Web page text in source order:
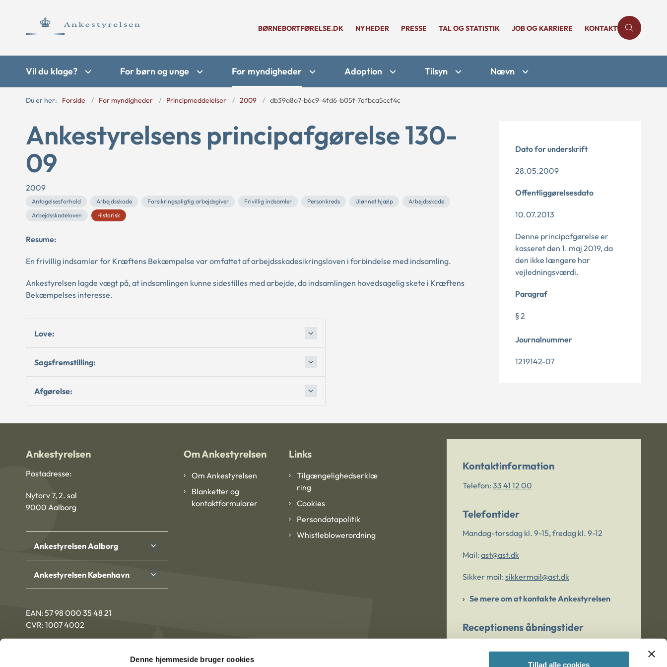
Denne hjemmeside bruger cookies
Tillad alle cookies
BØRNEBORTFØRELSE.DK NYHEDER PRESSE TAL OG STATISTIK JOB OG KARRIERE KONTAKT
Vil du klage? For børn og unge For myndigheder Adoption Tilsyn Nævn
Du er her: Forside For myndigheder Principmeddelelser 2009 db39a8a7-b6c9-4fd6-b05f-7efbca5ccf4c
Ankestyrelsens principafgørelse 130-
09
2009
Antagelsesforhold Arbejdsskade Forsikringspligtig arbejdsgiver Frivillig indsamler Personkreds Ulønnet hjælp
Arbejdsskade
Arbejdsskadeloven
Historisk
Resume:
En frivillig indsamler for Kræftens Bekæmpelse var omfattet af arbejdsskadesikringsloven i forbindelse med indsamling.
Ankestyrelsen lagde vægt på, at indsamlingen kunne sidestilles med arbejde, da indsamlingen hovedsagelig skete i Kræftens
Bekæmpelses interesse.
Love:
Sagsfremstilling:
Afgørelse:
Dato for underskrift
28.05.2009
Offentliggørelsesdato
10.07.2013
Denne principafgørelse er
kasseret den 1. maj 2019, da
den ikke længere har
vejledningsværdi.
Paragraf
§ 2
Journalnummer
1219142-07
Ankestyrelsen
Postadresse:
Nytorv 7, 2. sal
9000 Aalborg
Ankestyrelsen Aalborg
Ankestyrelsen København
EAN: 57 98 000 35 48 21
CVR: 1007 4002
Om Ankestyrelsen
Om Ankestyrelsen
Blanketter og
kontaktformularer
Links
Tilgængelighedserklæ
ring
Cookies
Persondatapolitik
Whistleblowerordning
Kontaktinformation
Telefon: 33 41 12 00
Telefontider
Mandag-torsdag kl. 9-15, fredag kl. 9-12
Mail: ast@ast.dk
Sikker mail: sikkermail@ast.dk
Se mere om at kontakte Ankestyrelsen
Receptionens åbningstider